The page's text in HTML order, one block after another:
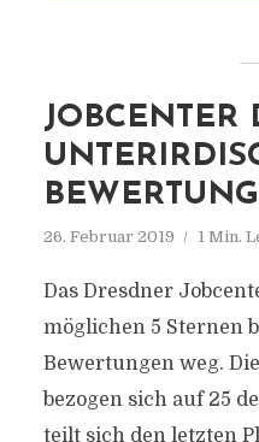
JOBCENTER
26. Februar 2019 1 Min.
Das Dresdner
möglichen 5 Sternen
Bewertungen weg.
bezogen sich auf 25
teilt sich den letzten